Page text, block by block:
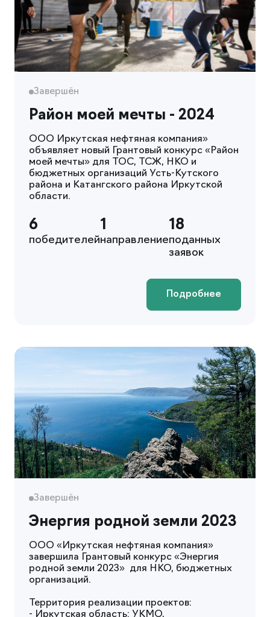
Завершён
Район моей мечты - 2024
ООО Иркутская нефтяная компания»
объявляет новый Грантовый конкурс «Район
моей мечты» для ТОС, ТСЖ, НКО и
бюджетных организаций Усть-Кутского
района и Катангского района Иркутской
области.
6
победителей
1
направление
18
поданных
заявок
Подробнее
Завершён
Энергия родной земли 2023
ООО «Иркутская нефтяная компания»
завершила Грантовый конкурс «Энергия
родной земли 2023» для НКО, бюджетных
организаций.
Территория реализации проектов:
- Иркутская область: УКМО,